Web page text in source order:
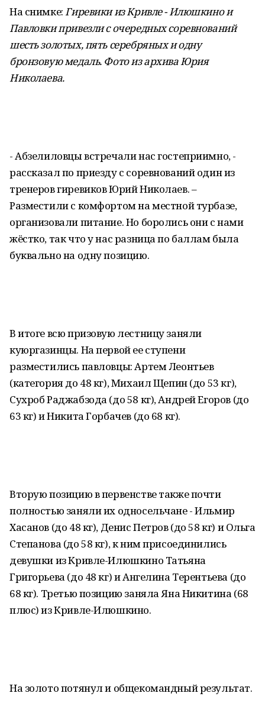
На снимке:Гиревики из Кривле - Илюшкино и
Павловки привезли с очередных соревнований
шесть золотых, пять серебряных и одну
бронзовую медаль. Фото из архива Юрия
Николаева.
- Абзелиловцы встречали нас гостеприимно, -
рассказал по приезду с соревнований один из
тренеров гиревиков Юрий Николаев. –
Разместили с комфортом на местной турбазе,
организовали питание. Но боролись они с нами
жёстко, так что у нас разница по баллам была
буквально на одну позицию.
В итоге всю призовую лестницу заняли
куюргазинцы. На первой ее ступени
разместились павловцы: Артем Леонтьев
(категория до 48 кг), Михаил Щепин (до 53 кг),
Сухроб Раджабзода (до 58 кг), Андрей Егоров (до
63 кг) и Никита Горбачев (до 68 кг).
Вторую позицию в первенстве также почти
полностью заняли их односельчане - Ильмир
Хасанов (до 48 кг), Денис Петров (до 58 кг) и Ольга
Степанова (до 58 кг), к ним присоединились
девушки из Кривле-Илюшкино Татьяна
Григорьева (до 48 кг) и Ангелина Терентьева (до
68 кг). Третью позицию заняла Яна Никитина (68
плюс) из Кривле-Илюшкино.
На золото потянул и общекомандный результат.